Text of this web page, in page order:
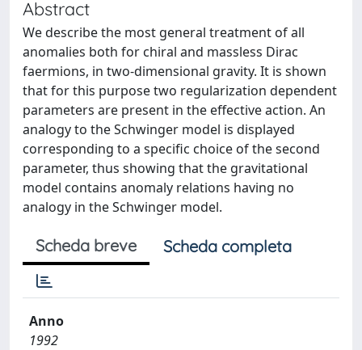
Abstract
We describe the most general treatment of all
anomalies both for chiral and massless Dirac
faermions, in two-dimensional gravity. It is shown
that for this purpose two regularization dependent
parameters are present in the effective action. An
analogy to the Schwinger model is displayed
corresponding to a specific choice of the second
parameter, thus showing that the gravitational
model contains anomaly relations having no
analogy in the Schwinger model.
Scheda breve Scheda completa
Anno
1992